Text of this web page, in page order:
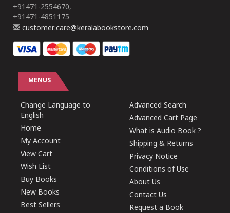
+91471-2554670,
+91471-4851175
customer.care@keralabookstore.com
MENUS
Change Language to
English
Home
My Account
View Cart
Wish List
Buy Books
New Books
Best Sellers
Advanced Search
Advanced Cart Page
What is Audio Book ?
Shipping & Returns
Privacy Notice
Conditions of Use
About Us
Contact Us
Request a Book